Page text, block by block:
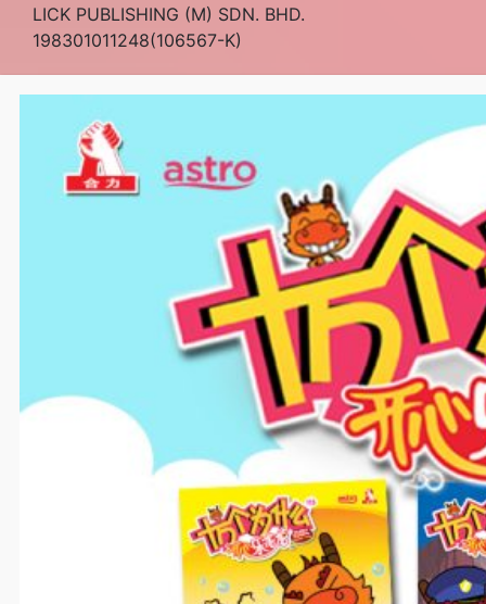
LICK PUBLISHING (M) SDN. BHD.
198301011248(106567-K)